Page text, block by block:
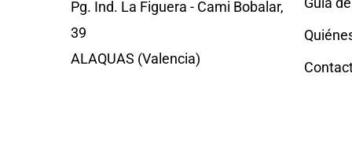
Pg. Ind. La Figuera - Cami Bobalar,
39
ALAQUAS (Valencia)